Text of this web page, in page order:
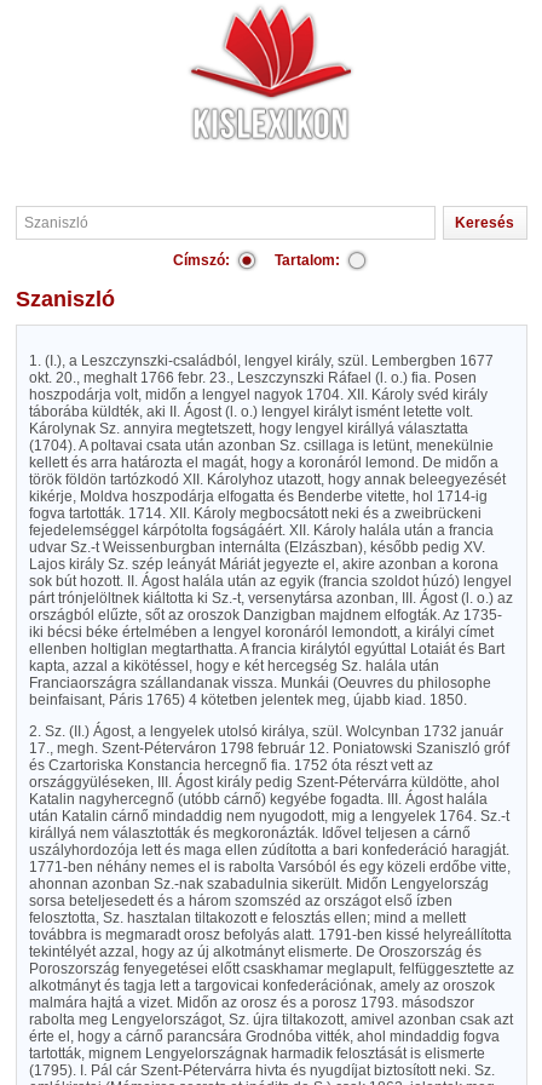
Címszó: Tartalom:
Szaniszló
1. (I.), a Leszczynszki-családból, lengyel király, szül. Lembergben 1677
okt. 20., meghalt 1766 febr. 23., Leszczynszki Ráfael (l. o.) fia. Posen
hoszpodárja volt, midőn a lengyel nagyok 1704. XII. Károly svéd király
táborába küldték, aki II. Ágost (l. o.) lengyel királyt ismént letette volt.
Károlynak Sz. annyira megtetszett, hogy lengyel királlyá választatta
(1704). A poltavai csata után azonban Sz. csillaga is letünt, menekülnie
kellett és arra határozta el magát, hogy a koronáról lemond. De midőn a
török földön tartózkodó XII. Károlyhoz utazott, hogy annak beleegyezését
kikérje, Moldva hoszpodárja elfogatta és Benderbe vitette, hol 1714-ig
fogva tartották. 1714. XII. Károly megbocsátott neki és a zweibrückeni
fejedelemséggel kárpótolta fogságáért. XII. Károly halála után a francia
udvar Sz.-t Weissenburgban internálta (Elzászban), később pedig XV.
Lajos király Sz. szép leányát Máriát jegyezte el, akire azonban a korona
sok bút hozott. II. Ágost halála után az egyik (francia szoldot húzó) lengyel
párt trónjelöltnek kiáltotta ki Sz.-t, versenytársa azonban, III. Ágost (l. o.) az
országból elűzte, sőt az oroszok Danzigban majdnem elfogták. Az 1735-
iki bécsi béke értelmében a lengyel koronáról lemondott, a királyi címet
ellenben holtiglan megtarthatta. A francia királytól egyúttal Lotaiát és Bart
kapta, azzal a kikötéssel, hogy e két hercegség Sz. halála után
Franciaországra szállandanak vissza. Munkái (Oeuvres du philosophe
beinfaisant, Páris 1765) 4 kötetben jelentek meg, újabb kiad. 1850.
2. Sz. (II.) Ágost, a lengyelek utolsó királya, szül. Wolcynban 1732 január
17., megh. Szent-Péterváron 1798 február 12. Poniatowski Szaniszló gróf
és Czartoriska Konstancia hercegnő fia. 1752 óta részt vett az
országgyüléseken, III. Ágost király pedig Szent-Pétervárra küldötte, ahol
Katalin nagyhercegnő (utóbb cárnő) kegyébe fogadta. III. Ágost halála
után Katalin cárnő mindaddig nem nyugodott, mig a lengyelek 1764. Sz.-t
királlyá nem választották és megkoronázták. Idővel teljesen a cárnő
uszályhordozója lett és maga ellen zúdította a bari konfederáció haragját.
1771-ben néhány nemes el is rabolta Varsóból és egy közeli erdőbe vitte,
ahonnan azonban Sz.-nak szabadulnia sikerült. Midőn Lengyelország
sorsa beteljesedett és a három szomszéd az országot első ízben
felosztotta, Sz. hasztalan tiltakozott e felosztás ellen; mind a mellett
továbbra is megmaradt orosz befolyás alatt. 1791-ben kissé helyreállította
tekintélyét azzal, hogy az új alkotmányt elismerte. De Oroszország és
Poroszország fenyegetései előtt csaskhamar meglapult, felfüggesztette az
alkotmányt és tagja lett a targovicai konfederációnak, amely az oroszok
malmára hajtá a vizet. Midőn az orosz és a porosz 1793. másodszor
rabolta meg Lengyelországot, Sz. újra tiltakozott, amivel azonban csak azt
érte el, hogy a cárnő parancsára Grodnóba vitték, ahol mindaddig fogva
tartották, mignem Lengyelországnak harmadik felosztását is elismerte
(1795). I. Pál cár Szent-Pétervárra hivta és nyugdíjat biztosított neki. Sz.